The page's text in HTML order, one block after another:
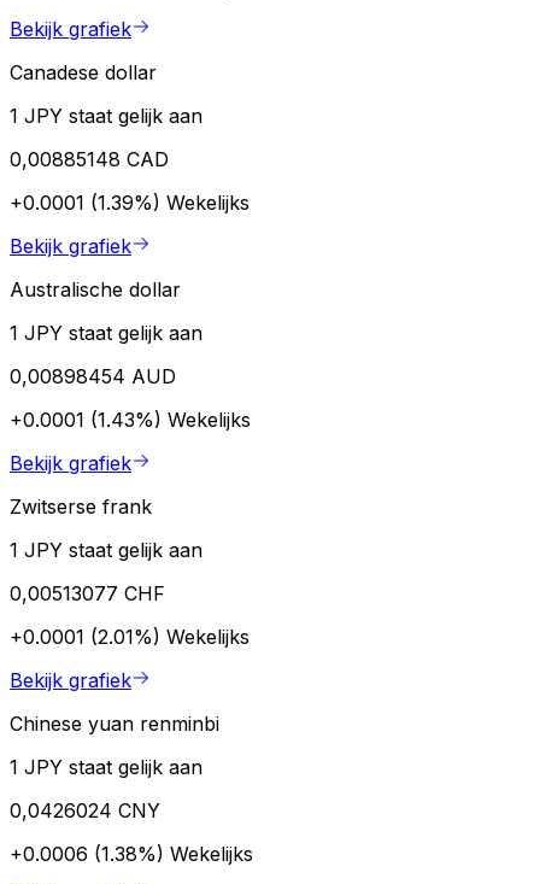
Bekijk grafiek
Canadese dollar
1 JPY staat gelijk aan
0,00885148 CAD
+0.0001 (1.39%) Wekelijks
Bekijk grafiek
Australische dollar
1 JPY staat gelijk aan
0,00898454 AUD
+0.0001 (1.43%) Wekelijks
Bekijk grafiek
Zwitserse frank
1 JPY staat gelijk aan
0,00513077 CHF
+0.0001 (2.01%) Wekelijks
Bekijk grafiek
Chinese yuan renminbi
1 JPY staat gelijk aan
0,0426024 CNY
+0.0006 (1.38%) Wekelijks